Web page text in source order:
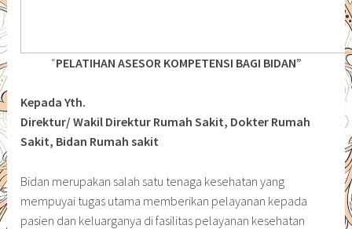
“PELATIHAN ASESOR KOMPETENSI BAGI BIDAN”
Kepada Yth.
Direktur/ Wakil Direktur Rumah Sakit, Dokter Rumah
Sakit, Bidan Rumah sakit
Bidan merupakan salah satu tenaga kesehatan yang
mempuyai tugas utama memberikan pelayanan kepada
pasien dan keluarganya di fasilitas pelayanan kesehatan